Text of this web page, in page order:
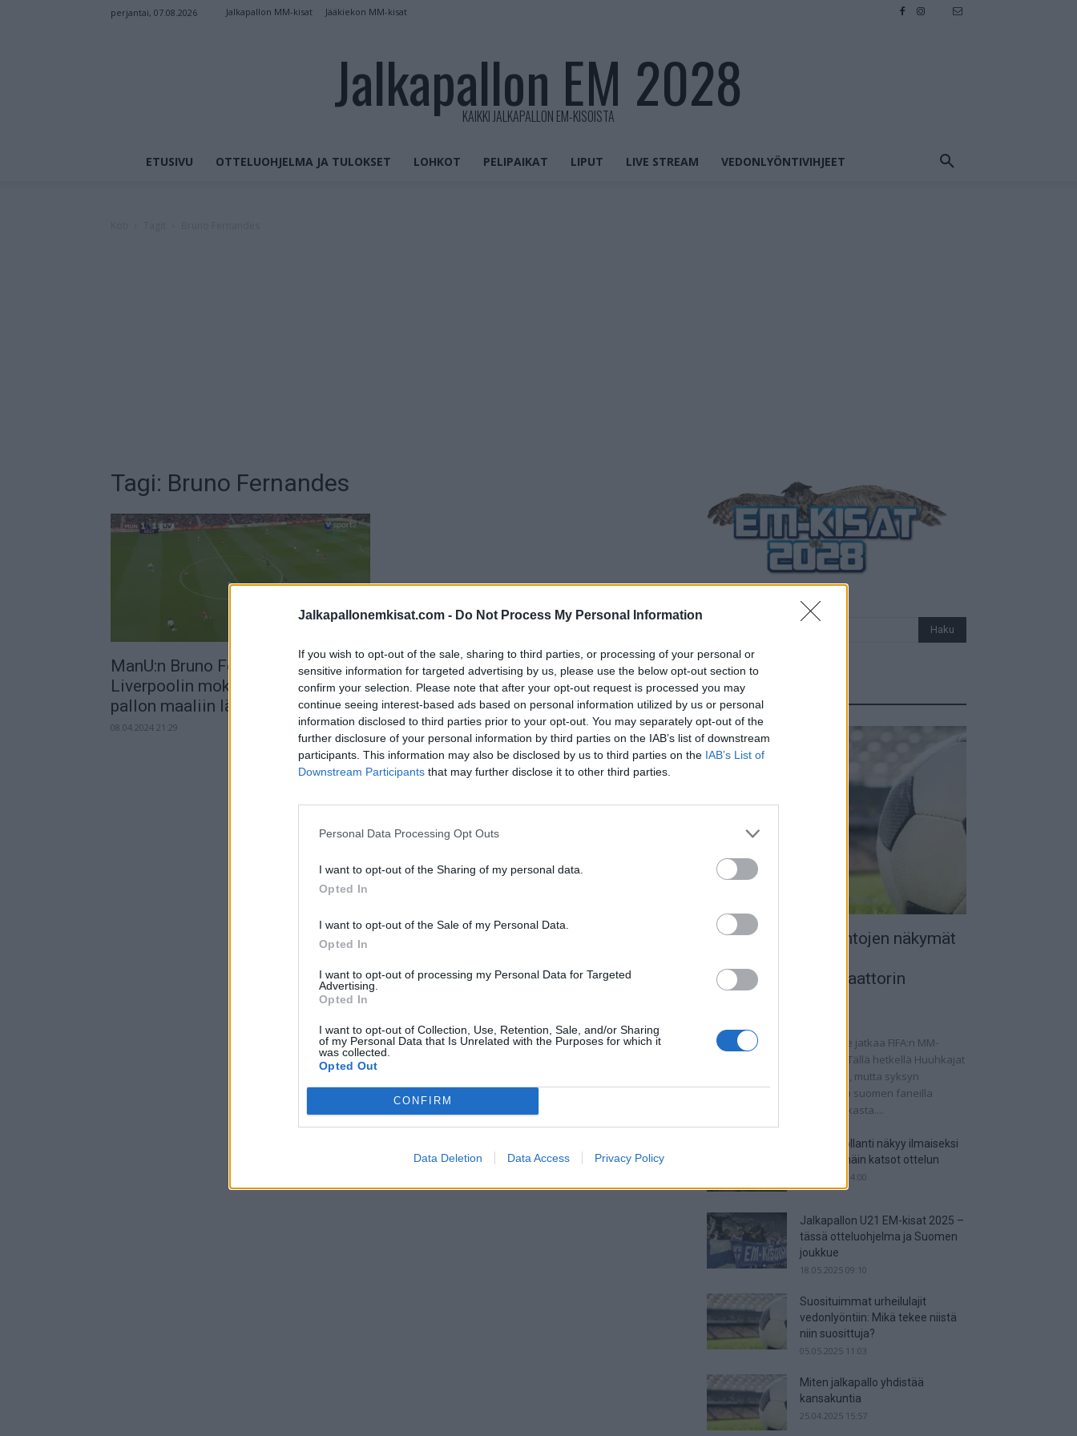
Jalkapallonemkisat.com - Do Not Process My Personal Information
If you wish to opt-out of the sale, sharing to third parties, or processing of your personal or
sensitive information for targeted advertising by us, please use the below opt-out section to
confirm your selection. Please note that after your opt-out request is processed you may
continue seeing interest-based ads based on personal information utilized by us or personal
information disclosed to third parties prior to your opt-out. You may separately opt-out of the
further disclosure of your personal information by third parties on the IAB’s list of downstream
participants. This information may also be disclosed by us to third parties on the IAB’s List of
Downstream Participants that may further disclose it to other third parties.
Personal Data Processing Opt Outs
I want to opt-out of the Sharing of my personal data.
Opted In
I want to opt-out of the Sale of my Personal Data.
Opted In
I want to opt-out of processing my Personal Data for Targeted
Advertising.
Opted In
I want to opt-out of Collection, Use, Retention, Sale, and/or Sharing
of my Personal Data that Is Unrelated with the Purposes for which it
was collected.
Opted Out
CONFIRM
Data Deletion Data Access Privacy Policy
perjantai, 07.08.2026 Jalkapallon MM-kisat Jääkiekon MM-kisat
Jalkapallon EM 2028
KAIKKI JALKAPALLON EM-KISOISTA
ETUSIVU OTTELUOHJELMA JA TULOKSET LOHKOT PELIPAIKAT LIPUT LIVE STREAM VEDONLYÖNTIVIHJEET
Tagi: Bruno Fernandes
ManU:n Bruno Fernandes rankaisi
Liverpoolin mokasta – tykitti
pallon maaliin lähes...
08.04.2024 21:29
Uutiset
Suomen MM-karsintojen näkymät
jalkapallokommentaattorin
Suomen miesten maajoukkue jatkaa FIFA:n MM-
karsintoja vaihtelevin ottein. Tällä hetkellä Huuhkajat
ovat kolmantena lohkossaan, mutta syksyn
ratkaisuottelut kertovat, onko suomen faneilla
realistista unelmoida kisapaikasta....
Suomi-Hollanti näkyy ilmaiseksi
TV:stä – näin katsot ottelun
06.06.2025 14:00
Jalkapallon U21 EM-kisat 2025 –
tässä otteluohjelma ja Suomen
joukkue
18.05.2025 09:10
Suosituimmat urheilulajit
vedonlyöntiin: Mikä tekee niistä
niin suosittuja?
05.05.2025 11:03
Miten jalkapallo yhdistää
kansakuntia
25.04.2025 15:57